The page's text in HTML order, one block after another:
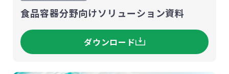
食品容器分野向けソリューション資料
ダウンロード